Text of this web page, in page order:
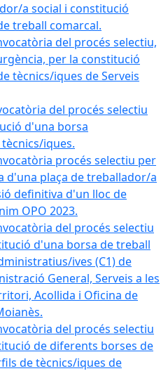
a social i constitució
treball comarcal.
del procés selectiu,
per la constitució
tècnics/iques de Serveis
del procés selectiu
d'una borsa
iques.
procés selectiu per
d'una plaça de treballador/a
definitiva d'un lloc de
OPO 2023.
del procés selectiu
d'una borsa de treball
ives (C1) de
General, Serveis a les
Acollida i Oficina de
del procés selectiu
de diferents borses de
de tècnics/iques de